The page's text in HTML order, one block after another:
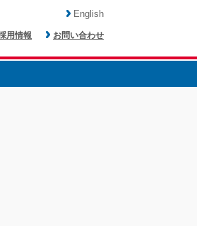
用情報 お問い合わせ
English